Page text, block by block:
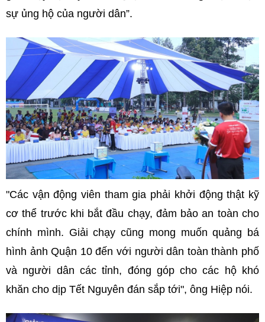
sự ủng hộ của người dân”.
"Các vận động viên tham gia phải khởi động thật kỹ
cơ thể trước khi bắt đầu chạy, đảm bảo an toàn cho
chính mình. Giải chạy cũng mong muốn quảng bá
hình ảnh Quận 10 đến với người dân toàn thành phố
và người dân các tỉnh, đóng góp cho các hộ khó
khăn cho dịp Tết Nguyên đán sắp tới", ông Hiệp nói.